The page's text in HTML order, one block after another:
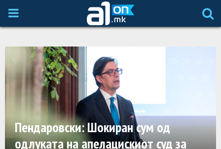
P
I
M
AПендаровски: Шокиран сум од
одлуката на апелацискиот суд за